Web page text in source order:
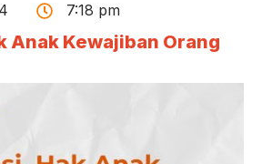
7:18 pm
Anak Kewajiban Orang